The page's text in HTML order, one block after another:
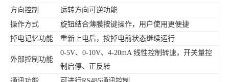
方向控制
运转方向可逆功能
操作方式
旋钮结合薄膜按键操作，用户使用更便捷
掉电记忆功能
重新上电后，按掉电前状态继续运行
外部控制功能
0-5V、0-10V、 4-20mA 线性控制转速，开关量控
制启停、正反转
通讯功能
可进行 通讯控制